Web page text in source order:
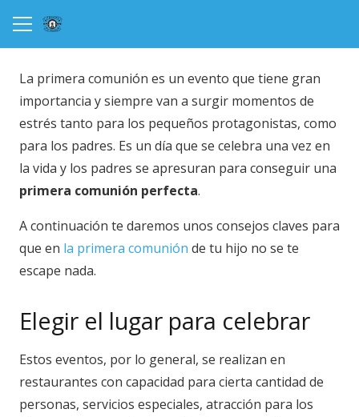
La primera comunión es un evento que tiene gran
importancia y siempre van a surgir momentos de
estrés tanto para los pequeños protagonistas, como
para los padres. Es un día que se celebra una vez en
la vida y los padres se apresuran para conseguir una
primera comunión perfecta.
A continuación te daremos unos consejos claves para
que en la primera comunión de tu hijo no se te
escape nada.
Elegir el lugar para celebrar
Estos eventos, por lo general, se realizan en
restaurantes con capacidad para cierta cantidad de
personas, servicios especiales, atracción para los